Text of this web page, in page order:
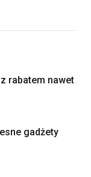
rabatem nawet
gadżety